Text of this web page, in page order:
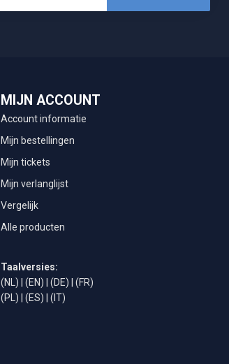
MIJN ACCOUNT
Account informatie
Mijn bestellingen
Mijn tickets
Mijn verlanglijst
Vergelijk
Alle producten
Taalversies:
(NL)
(EN) (DE)
(FR)
(PL)
(ES) (IT)